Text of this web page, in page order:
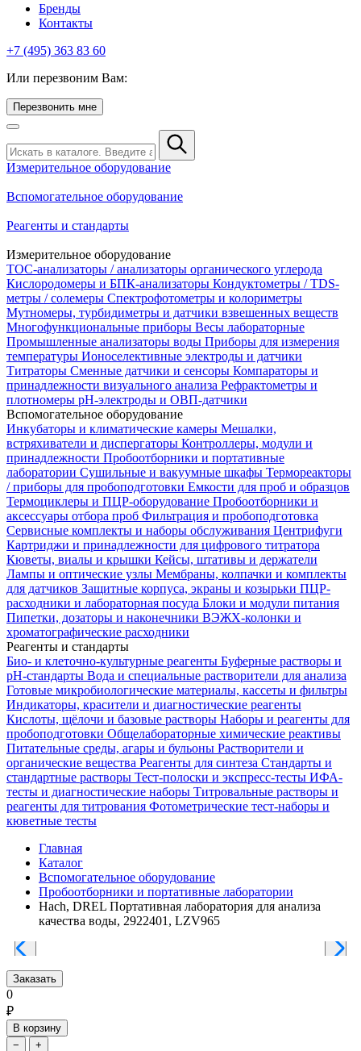
Бренды
Контакты
+7 (495) 363 83 60
Или перезвоним Вам:
Перезвонить мне
Измерительное оборудование
Вспомогательное оборудование
Реагенты и стандарты
Измерительное оборудование
TOC-анализаторы / анализаторы органического углерода
Кислородомеры и БПК-анализаторы Кондуктометры / TDS-
метры / солемеры Спектрофотометры и колориметры
Мутномеры, турбидиметры и датчики взвешенных веществ
Многофункциональные приборы Весы лабораторные
Промышленные анализаторы воды Приборы для измерения
температуры Ионоселективные электроды и датчики
Титраторы Сменные датчики и сенсоры Компараторы и
принадлежности визуального анализа Рефрактометры и
плотномеры pH-электроды и ОВП-датчики
Вспомогательное оборудование
Инкубаторы и климатические камеры Мешалки,
встряхиватели и диспергаторы Контроллеры, модули и
принадлежности Пробоотборники и портативные
лаборатории Сушильные и вакуумные шкафы Термореакторы
/ приборы для пробоподготовки Емкости для проб и образцов
Термоциклеры и ПЦР-оборудование Пробоотборники и
аксессуары отбора проб Фильтрация и пробоподготовка
Сервисные комплекты и наборы обслуживания Центрифуги
Картриджи и принадлежности для цифрового титратора
Кюветы, виалы и крышки Кейсы, штативы и держатели
Лампы и оптические узлы Мембраны, колпачки и комплекты
для датчиков Защитные корпуса, экраны и козырьки ПЦР-
расходники и лабораторная посуда Блоки и модули питания
Пипетки, дозаторы и наконечники ВЭЖХ-колонки и
хроматографические расходники
Реагенты и стандарты
Био- и клеточно-культурные реагенты Буферные растворы и
pH-стандарты Вода и специальные растворители для анализа
Готовые микробиологические материалы, кассеты и фильтры
Индикаторы, красители и диагностические реагенты
Кислоты, щёлочи и базовые растворы Наборы и реагенты для
пробоподготовки Общелабораторные химические реактивы
Питательные среды, агары и бульоны Растворители и
органические вещества Реагенты для синтеза Стандарты и
стандартные растворы Тест-полоски и экспресс-тесты ИФА-
тесты и диагностические наборы Титровальные растворы и
реагенты для титрования Фотометрические тест-наборы и
кюветные тесты
Главная
Каталог
Вспомогательное оборудование
Пробоотборники и портативные лаборатории
Hach, DREL Портативная лаборатория для анализа
качества воды, 2922401, LZV965
Заказать
0
₽
В корзину
−
+